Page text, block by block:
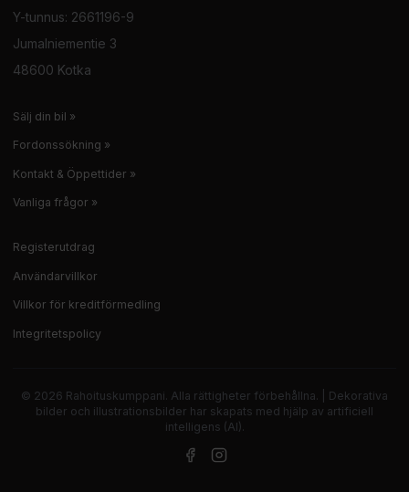
Y-tunnus: 2661196-9
Jumalniementie 3
48600 Kotka
Sälj din bil »
Fordonssökning »
Kontakt & Öppettider »
Vanliga frågor »
Registerutdrag
Användarvillkor
Villkor för kreditförmedling
Integritetspolicy
© 2026 Rahoituskumppani. Alla rättigheter förbehållna. | Dekorativa
bilder och illustrationsbilder har skapats med hjälp av artificiell
intelligens (AI).